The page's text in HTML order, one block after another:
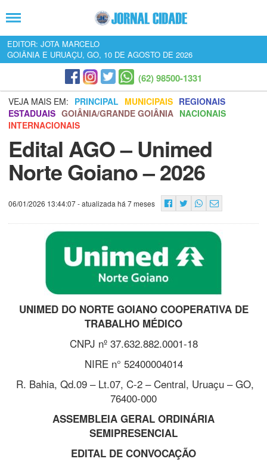
EDITOR: JOTA MARCELO
GOIÂNIA E URUAÇU, GO, 10 DE AGOSTO DE 2026
(62) 98500-1331
VEJA MAIS EM: PRINCIPAL MUNICIPAIS REGIONAIS
ESTADUAIS GOIÂNIA/GRANDE GOIÂNIA NACIONAIS
INTERNACIONAIS
Edital AGO – Unimed
Norte Goiano – 2026
06/01/2026 13:44:07- atualizada há 7 meses
UNIMED DO NORTE GOIANO COOPERATIVA DE
TRABALHO MÉDICO
CNPJ nº 37.632.882.0001-18
NIRE n° 52400004014
R. Bahia, Qd.09 – Lt.07, C-2 – Central, Uruaçu – GO,
76400-000
ASSEMBLEIA GERAL ORDINÁRIA
SEMIPRESENCIAL
EDITAL DE CONVOCAÇÃO